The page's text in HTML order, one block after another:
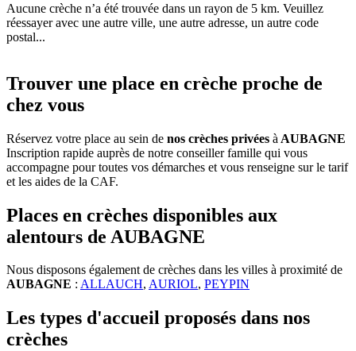
Aucune crèche n’a été trouvée dans un rayon de 5 km. Veuillez
réessayer avec une autre ville, une autre adresse, un autre code
postal...
Trouver une place en crèche proche de
chez vous
Réservez votre place au sein de nos crèches privées à AUBAGNE
Inscription rapide auprès de notre conseiller famille qui vous
accompagne pour toutes vos démarches et vous renseigne sur le tarif
et les aides de la CAF.
Places en crèches disponibles aux
alentours de AUBAGNE
Nous disposons également de crèches dans les villes à proximité de
AUBAGNE : ALLAUCH, AURIOL, PEYPIN
Les types d'accueil proposés dans nos
crèches